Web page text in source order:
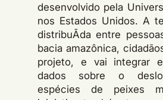
desenvolvido pela
nos Estados Unidos. A
distribuÃ­da entre
bacia amazônica,
projeto, e vai integrar
dados sobre o
espécies de peixes